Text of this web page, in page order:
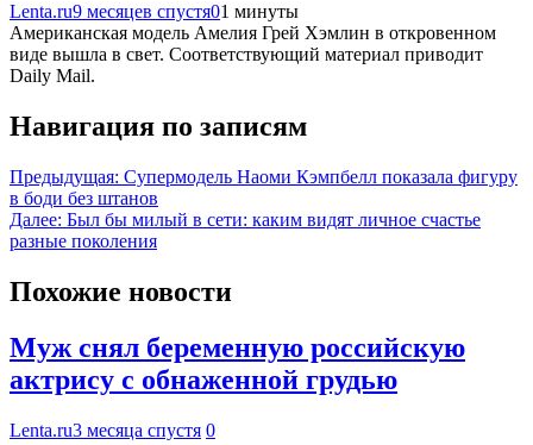
Lenta.ru9 месяцев спустя01 минуты
Американская модель Амелия Грей Хэмлин в откровенном
виде вышла в свет. Соответствующий материал приводит
Daily Mail.
Навигация по записям
Предыдущая: Супермодель Наоми Кэмпбелл показала фигуру
в боди без штанов
Далее: Был бы милый в сети: каким видят личное счастье
разные поколения
Похожие новости
Муж снял беременную российскую
актрису с обнаженной грудью
Lenta.ru3 месяца спустя 0